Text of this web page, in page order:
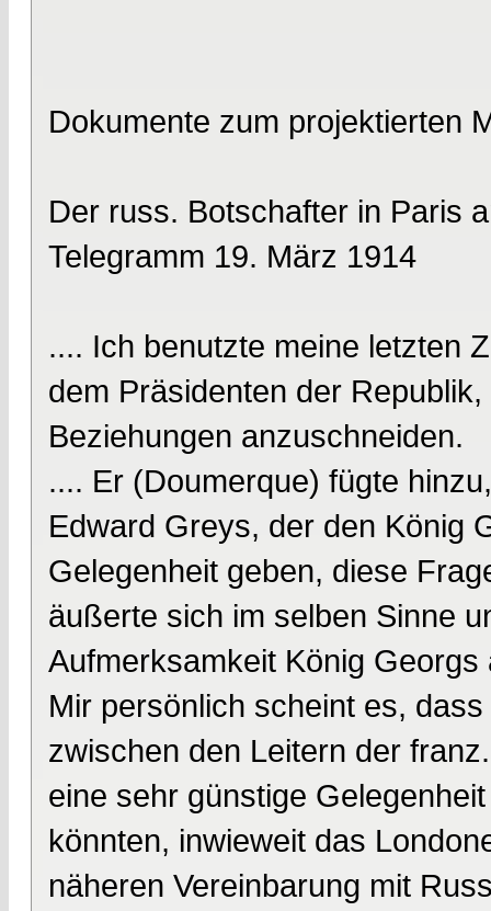
Dokumente zum projektierten
Der russ. Botschafter in Paris
Telegramm 19. März 1914
.... Ich benutzte meine letzten
dem Präsidenten der
Beziehungen anzuschneiden.
.... Er (Doumerque) fügte
Edward Greys, der den König
Gelegenheit geben, diese
äußerte sich im selben Sinne
Aufmerksamkeit König
Mir persönlich scheint es,
zwischen den Leitern der
eine sehr günstige
könnten, inwieweit das
näheren Vereinbarung mit